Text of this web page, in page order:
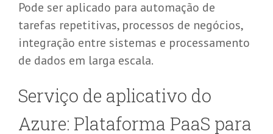
Pode ser aplicado para automação de
tarefas repetitivas, processos de negócios,
integração entre sistemas e processamento
de dados em larga escala.
Serviço de aplicativo do
Azure: Plataforma PaaS para